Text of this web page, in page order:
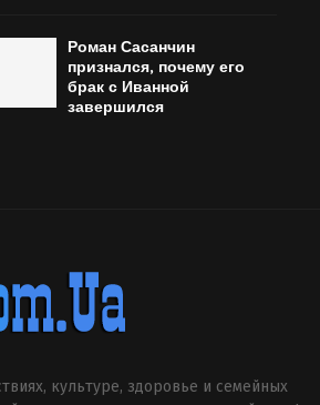
Роман Сасанчин
признался, почему его
брак с Иванной
завершился
культуре, здоровье и семейных